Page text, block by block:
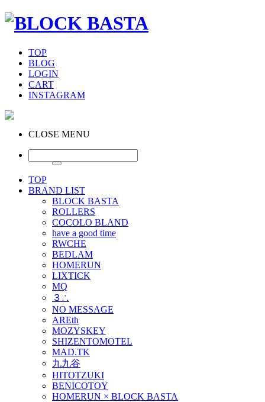
TOP
BLOG
LOGIN
CART
INSTAGRAM
CLOSE MENU
TOP
BRAND LIST
BLOCK BASTA
ROLLERS
COCOLO BLAND
have a good time
RWCHE
BEDLAM
HOMERUN
LIXTICK
MQ
３∴
NO MESSAGE
AREth
MOZYSKEY
SHIZENTOMOTEL
MAD.TK
九九谷
HITOTZUKI
BENICOTOY
HOMERUN × BLOCK BASTA